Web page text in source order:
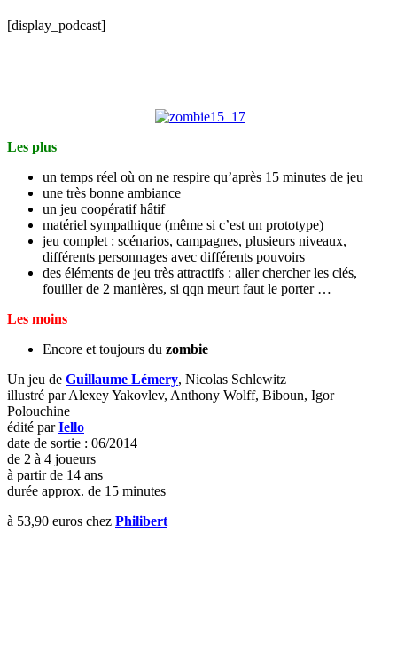
[display_podcast]
Les plus
un temps réel où on ne respire qu’après 15 minutes de jeu
une très bonne ambiance
un jeu coopératif hâtif
matériel sympathique (même si c’est un prototype)
jeu complet : scénarios, campagnes, plusieurs niveaux,
différents personnages avec différents pouvoirs
des éléments de jeu très attractifs : aller chercher les clés,
fouiller de 2 manières, si qqn meurt faut le porter …
Les moins
Encore et toujours du zombie
Un jeu de Guillaume Lémery, Nicolas Schlewitz
illustré par Alexey Yakovlev, Anthony Wolff, Biboun, Igor
Polouchine
édité parIello
date de sortie : 06/2014
de 2 à 4 joueurs
à partir de 14 ans
durée approx. de 15 minutes
à 53,90 euros chez Philibert